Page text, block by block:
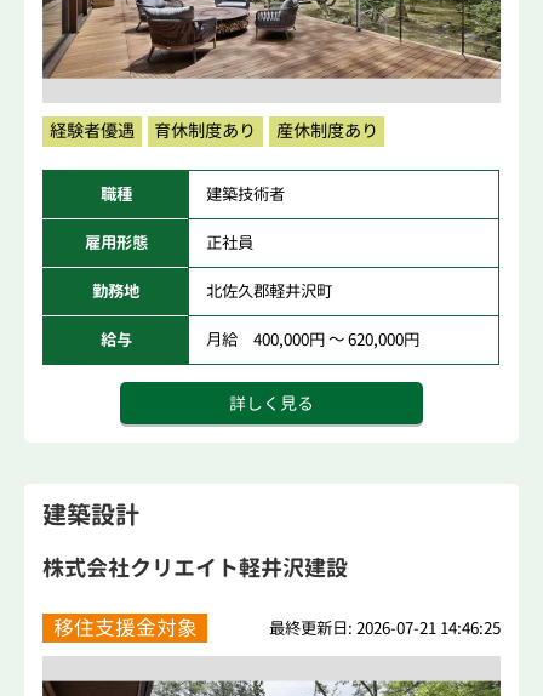
経験者優遇 育休制度あり 産休制度あり
職種 建築技術者
雇用形態 正社員
勤務地 北佐久郡軽井沢町
給与 月給 400,000円 ～ 620,000円
詳しく見る
建築設計
株式会社クリエイト軽井沢建設
移住支援金対象 最終更新日: 2026-07-21 14:46:25